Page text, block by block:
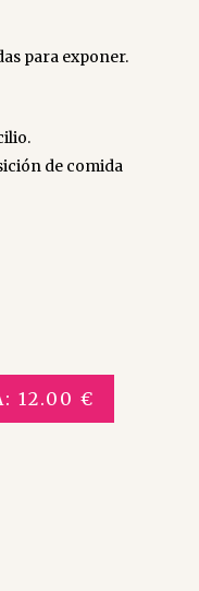
para exponer.
de comida
12.00 €